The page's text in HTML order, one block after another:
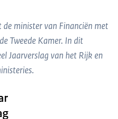
minister van Financiën met
Tweede Kamer. In dit
Jaarverslag van het Rijk en